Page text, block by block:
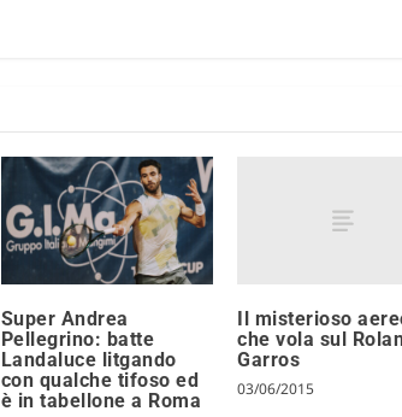
Super Andrea
Pellegrino: batte
Landaluce litgando
con qualche tifoso ed
è in tabellone a Roma
Il misterioso
che vola sul
Garros
03/06/2015